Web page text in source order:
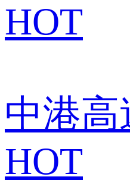
HOT
中港
HOT